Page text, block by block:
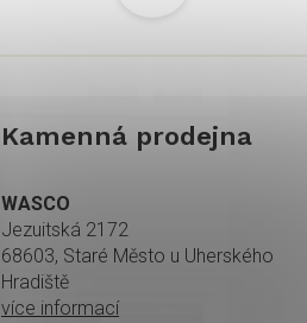
Kamenná prodejna
WASCO
Jezuitská 2172
68603, Staré Město u Uherského
Hradiště
více informací